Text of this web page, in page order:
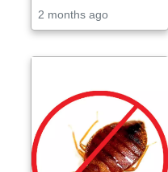
2 months ago